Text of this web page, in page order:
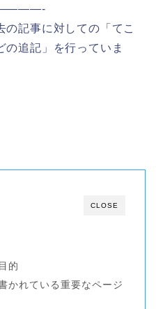
記事に対しての「てこ
の追記」を行っていま
CLOSE
的
かれている重要なページ